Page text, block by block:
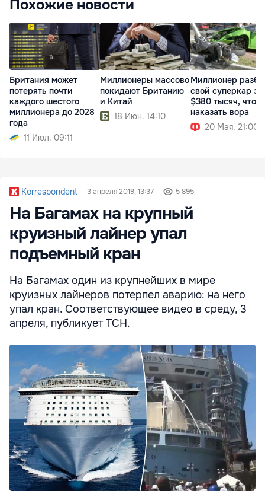
Похожие новости
Британия может
потерять почти
каждого шестого
миллионера до 2028
года
11 Июл. 09:11
Миллионеры массово
покидают Британию
и Китай
18 Июн. 14:10
Миллионер
свой суперкар за
$380 тысяч,
наказать вора
20 Мая. 21:00
Korrespondent 3 апреля 2019, 13:37 5 895
На Багамах на крупный
круизный лайнер упал
подъемный кран
На Багамах один из крупнейших в мире
круизных лайнеров потерпел аварию: на него
упал кран. Соответствующее видео в среду, 3
апреля, публикует ТСН.